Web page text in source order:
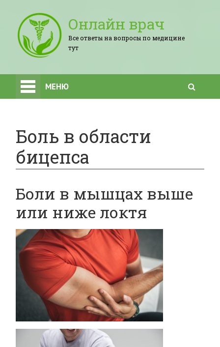
Онлайн врач
Все ответы на вопросы по медицине
тут
МЕНЮ
Боль в области
бицепса
Боли в мышцах выше
или ниже локтя